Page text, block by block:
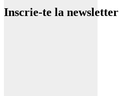
Inscrie-te la newsletter